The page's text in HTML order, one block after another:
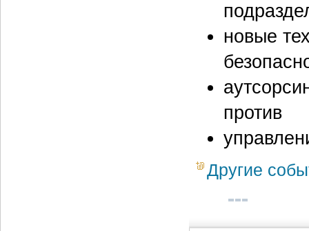
новые
против
Другие